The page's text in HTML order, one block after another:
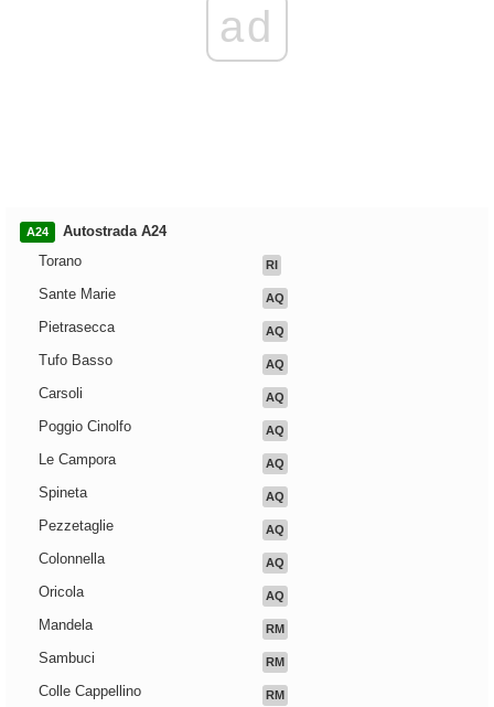
ad
A24
Autostrada A24
Torano
RI
Sante Marie AQ
Pietrasecca AQ
Tufo Basso AQ
Carsoli AQ
Poggio Cinolfo AQ
Le Campora AQ
Spineta AQ
Pezzetaglie AQ
Colonnella AQ
Oricola AQ
Mandela RM
Sambuci RM
Colle Cappellino RM